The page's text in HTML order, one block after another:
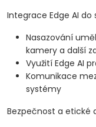
Integrace Edge AI do
Nasazování
kamery a další
Využití Edge AI
Komunikace
systémy
Bezpečnost a etické